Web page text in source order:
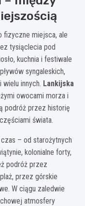
fizyczne miejsca, ale
tysiąclecia pod
kuchnia i festiwale
syngaleskich,
wielu innych. Lankijska
owocami morza i
podróż przez historię
świata.
– od starożytnych
kolonialne forty,
podróż przez
przez górskie
W ciągu zaledwie
atmosfery